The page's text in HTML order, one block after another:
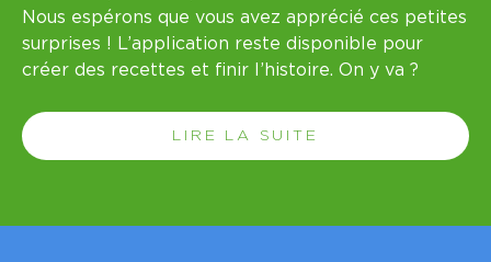
Nous espérons que vous avez apprécié ces petites
surprises ! L’application reste disponible pour
créer des recettes et finir l’histoire. On y va ?
LIRE LA SUITE